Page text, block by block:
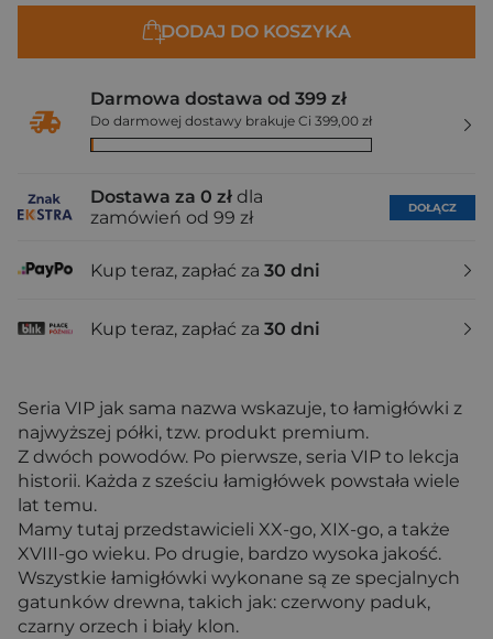
DODAJ DO KOSZYKA
Darmowa dostawa od 399 zł
Do darmowej dostawy brakuje Ci 399,00 zł
Dostawa za 0 zł dla
zamówień od 99 zł
DOŁĄCZ
Kup teraz, zapłać za 30 dni
Kup teraz, zapłać za 30 dni
Seria VIP jak sama nazwa wskazuje, to łamigłówki z
najwyższej półki, tzw. produkt premium.
Z dwóch powodów. Po pierwsze, seria VIP to lekcja
historii. Każda z sześciu łamigłówek powstała wiele
lat temu.
Mamy tutaj przedstawicieli XX-go, XIX-go, a także
XVIII-go wieku. Po drugie, bardzo wysoka jakość.
Wszystkie łamigłówki wykonane są ze specjalnych
gatunków drewna, takich jak: czerwony paduk,
czarny orzech i biały klon.